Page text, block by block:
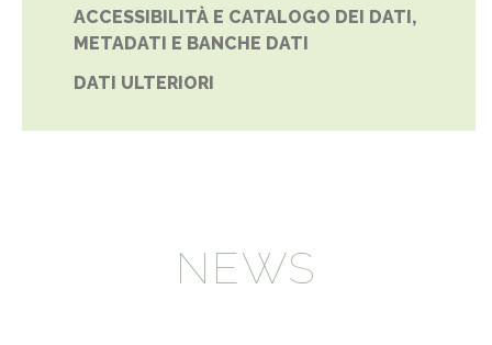
ACCESSIBILITÀ E CATALOGO DEI DATI,
METADATI E BANCHE DATI
DATI ULTERIORI
NEWS